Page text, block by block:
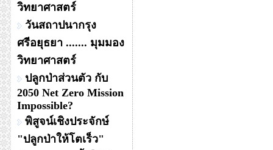
วิทยาศาสตร์
วันสถาปนากรุง
ศรีอยุธยา ....... มุมมอง
วิทยาศาสตร์
ปลูกป่าส่วนตัว กับ
2050 Net Zero Mission
Impossible?
พิสูจน์เชิงประจักษ์
"ปลูกป่าให้โตเร็ว"